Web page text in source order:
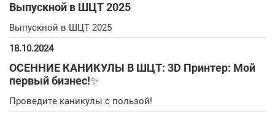
Выпускной в ШЦТ 2025
Выпускной в ШЦТ 2025
18.10.2024
ОСЕННИЕ КАНИКУЛЫ В ШЦТ: 3D Принтер: Мой
первый бизнес!✨
Проведите каникулы с пользой!